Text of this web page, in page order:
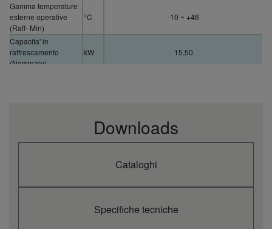
Gamma temperature
esterne operative
(Raff- Min)
°C -10 ~ +46
Capacita' in
raffrescamento
(Nominale)
kW 15,50
dB(A)
53
Refrigerante (R410A)
Downloads
Cataloghi
Specifiche tecniche